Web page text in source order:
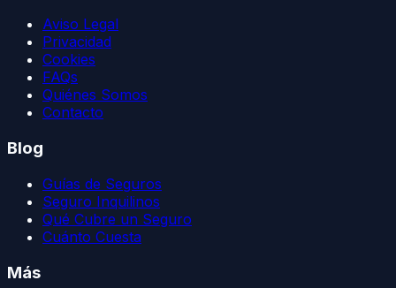
Aviso Legal
Privacidad
Cookies
FAQs
Quiénes Somos
Contacto
Blog
Guías de Seguros
Seguro Inquilinos
Qué Cubre un Seguro
Cuánto Cuesta
Más